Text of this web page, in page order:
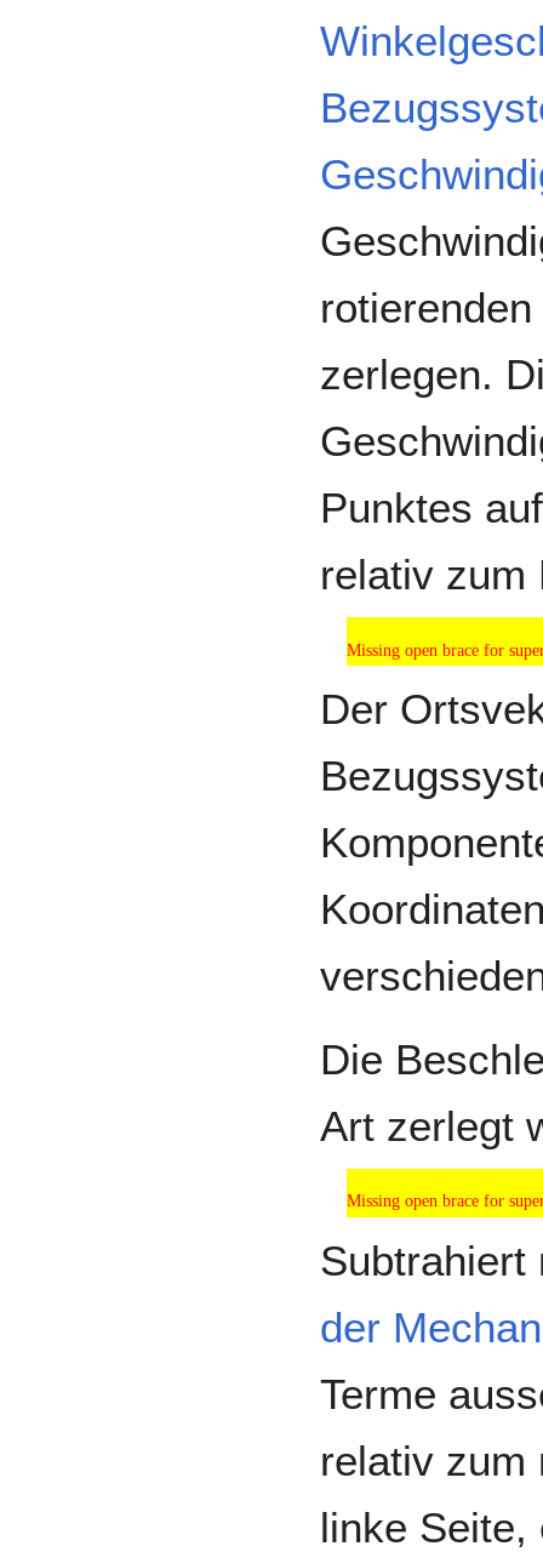
zerlegen.
Punktes
relativ zum
Missing open brace for
Der
Die
Art zerlegt
Missing open brace for
Missing open brace for
der
Terme
relativ zum
linke Seite,